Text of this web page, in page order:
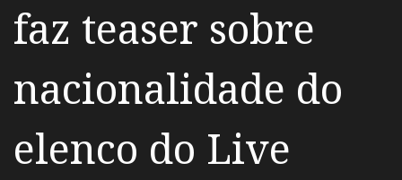
faz teaser sobre
nacionalidade do
elenco do Live